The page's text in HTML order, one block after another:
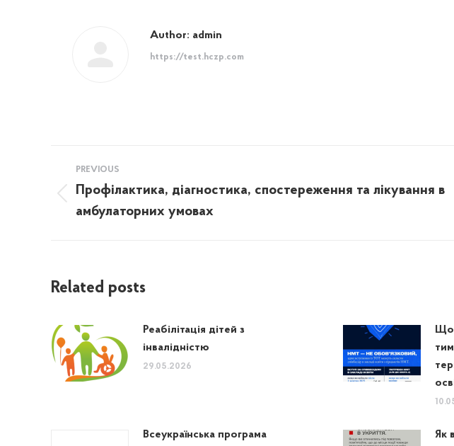
Author: admin
https://test.hczp.com
Post
navigation
PREVIOUS
Previous
post:
Профілактика, діагностика, спостереження та лікування в
амбулаторних умовах
Related posts
Реабілітація дітей з
інвалідністю
29.05.2026
Всеукраїнська програма
Як